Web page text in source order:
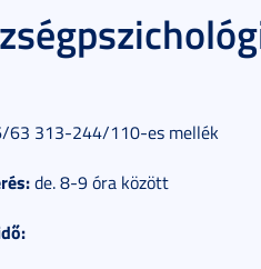
63 313-244/110-es mellék
de. 8-9 óra között